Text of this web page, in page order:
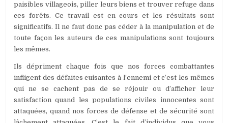
paisibles villageois, piller leurs biens et trouver refuge dans
ces forêts. Ce travail est en cours et les résultats sont
significatifs. Il ne faut donc pas céder à la manipulation et de
toute façon les auteurs de ces manipulations sont toujours
les mêmes.
Ils dépriment chaque fois que nos forces combattantes
infligent des défaites cuisantes à l’ennemi et c’est les mêmes
qui ne se cachent pas de se réjouir ou d’afficher leur
satisfaction quand les populations civiles innocentes sont
attaquées, quand nos forces de défense et de sécurité sont